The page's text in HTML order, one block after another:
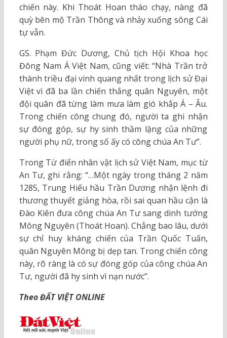
chiến này. Khi Thoát Hoan tháo chạy, nàng đã
quỳ bên mộ Trần Thông và nhảy xuống sông Cái
tự vẫn.
GS. Phạm Đức Dương, Chủ tịch Hội Khoa học
Đông Nam Á Việt Nam, cũng viết: “Nhà Trần trở
thành triều đại vinh quang nhất trong lịch sử Đại
Việt vì đã ba lần chiến thắng quân Nguyên, một
đội quân đã từng làm mưa làm gió khắp Á – Âu.
Trong chiến công chung đó, người ta ghi nhận
sự đóng góp, sự hy sinh thầm lặng của những
người phụ nữ, trong số ấy có công chúa An Tư”.
Trong Từ điển nhân vật lịch sử Việt Nam, mục từ
An Tư, ghi rằng: “…Một ngày trong tháng 2 năm
1285, Trung Hiếu hầu Trần Dương nhận lệnh đi
thương thuyết giảng hòa, rồi sai quan hầu cận là
Đào Kiên đưa công chúa An Tư sang dinh tướng
Mông Nguyên (Thoát Hoan). Chẳng bao lâu, dưới
sự chỉ huy kháng chiến của Trần Quốc Tuấn,
quân Nguyên Mông bị dẹp tan. Trong chiến công
này, rõ ràng là có sự đóng góp của công chúa An
Tư, người đã hy sinh vì nạn nước”.
Theo ĐẤT VIỆT ONLINE